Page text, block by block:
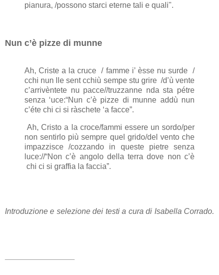
pianura, /possono starci eterne tali e quali".
Nun c’è pizze di munne
Ah, Criste a la cruce / famme i’ èsse nu surde /
cchi nun lle sent cchiù sempe stu grire /d’ù vente
c’arrivèntete nu pacce//truzzanne nda sta pétre
senza ‘uce:“Nun c’è pizze di munne addù nun
c’éte chi ci si ràschete ‘a facce”.
Ah, Cristo a la croce/fammi essere un sordo/per
non sentirlo più sempre quel grido/del vento che
impazzisce /cozzando in queste pietre senza
luce://“Non c’è angolo della terra dove non c’è
chi ci si graffia la faccia”.
Introduzione e selezione dei testi a cura di Isabella Corrado.